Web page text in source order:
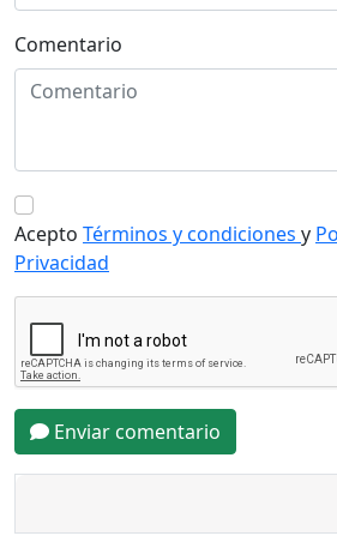
Comentario
Acepto Términos y condiciones y
Privacidad
Enviar comentario